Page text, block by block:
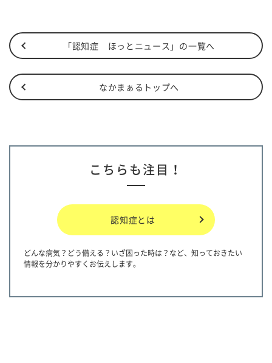
「認知症 ほっとニュース」の一覧へ
なかまぁるトップへ
こちらも注目！
認知症とは
どんな病気？どう備える？いざ困った時は？など、知っておきたい
情報を分かりやすくお伝えします。